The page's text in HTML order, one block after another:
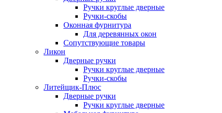
Ручки круглые дверные
Ручки-скобы
Оконная фурнитура
Для деревянных окон
Сопутствующие товары
Ликон
Дверные ручки
Ручки круглые дверные
Ручки-скобы
Литейщик-Плюс
Дверные ручки
Ручки круглые дверные